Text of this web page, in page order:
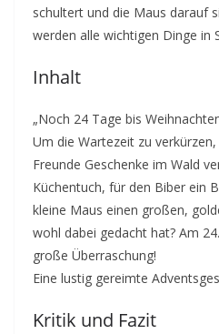
schultert und die Maus darauf
werden alle wichtigen Dinge in
Inhalt
„Noch 24 Tage bis
Um die Wartezeit zu
Freunde Geschenke im Wald
Küchentuch, für den Biber ein
kleine Maus einen großen,
wohl dabei gedacht hat? Am
große Überraschung!
Eine lustig gereimte
Kritik und Fazit